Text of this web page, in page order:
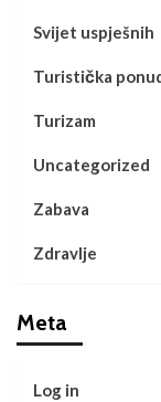
Svijet uspješnih
Turistička
Turizam
Uncategorized
Zabava
Zdravlje
Meta
Log in